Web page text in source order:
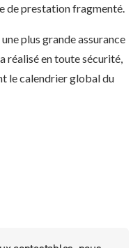
de prestation fragmenté.
plus grande assurance
réalisé en toute sécurité,
le calendrier global du